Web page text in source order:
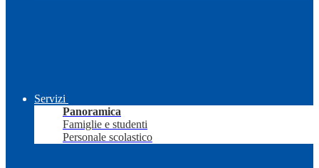
Servizi
Panoramica
Famiglie e studenti
Personale scolastico